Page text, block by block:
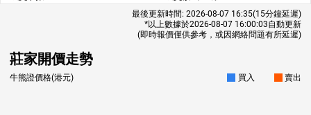
最後更新時間: 2026-08-07 16:35(15分鐘延遲)
*以上數據於2026-08-07 16:00:03自動更新
(即時報價僅供參考，或因網絡問題有所延遲)
莊家開價走勢
牛熊證價格(港元) 買入 賣出